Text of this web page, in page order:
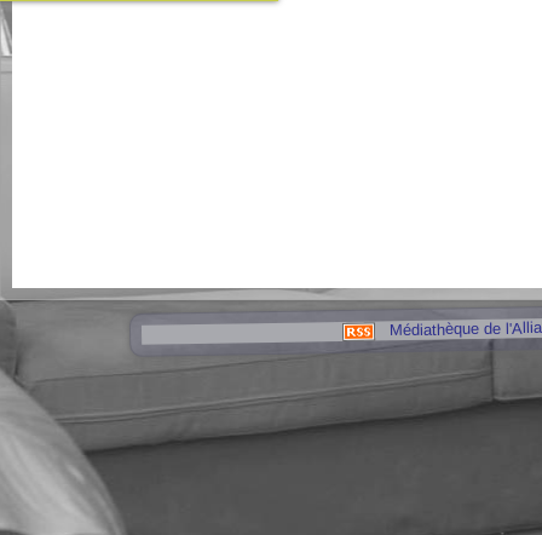
Médiathèque de